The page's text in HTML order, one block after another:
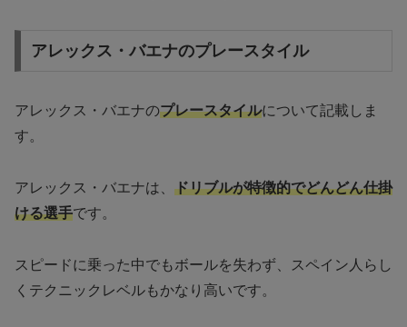
アレックス・バエナのプレースタイル
アレックス・バエナのプレースタイルについて記載しま
す。
アレックス・バエナは、 ドリブルが特徴的でどんどん仕掛
ける選手です。
スピードに乗った中でもボールを失わず、スペイン人らし
くテクニックレベルもかなり高いです。